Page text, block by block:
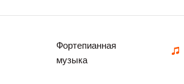
Фортепианная
музыка